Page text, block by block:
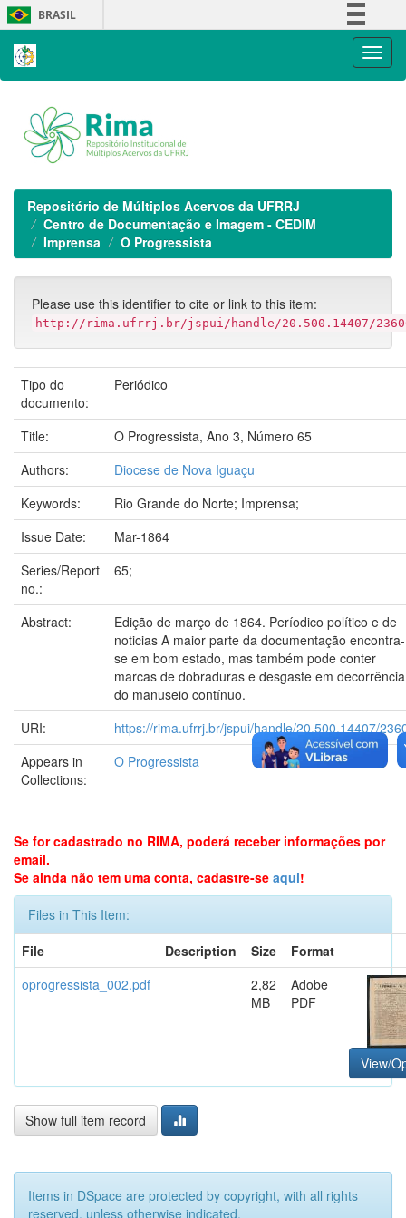
Skip
navigation
BRASIL
Repositório de Múltiplos Acervos da UFRRJ
Centro de Documentação e Imagem - CEDIM
Imprensa
O Progressista
Please use this identifier to cite or link to this item:
http://rima.ufrrj.br/jspui/handle/20.500.14407/
Tipo do
documento:
Periódico
Title:
O Progressista, Ano 3, Número 65
Authors:
Diocese de Nova Iguaçu
Keywords:
Rio Grande do Norte; Imprensa;
Issue Date:
Mar-1864
Series/Report
no.:
65;
Abstract:
Edição de março de 1864. Períodico político e de
noticias A maior parte da documentação encontra-
se em bom estado, mas também pode conter
marcas de dobraduras e desgaste em decorrência
do manuseio contínuo.
URI:
https://rima.ufrrj.br/jspui/handle/20.500.14407/
Appears in
Collections:
O Progressista
Se for cadastrado no RIMA, poderá receber informações por
email.
Se ainda não tem uma conta, cadastre-se aqui!
Files in This Item:
File
Description Size
Format
oprogressista_002.pdf
2,82
MB
Adobe
PDF
View/
Show full item record
Items in DSpace are protected by copyright, with all rights
reserved, unless otherwise indicated.